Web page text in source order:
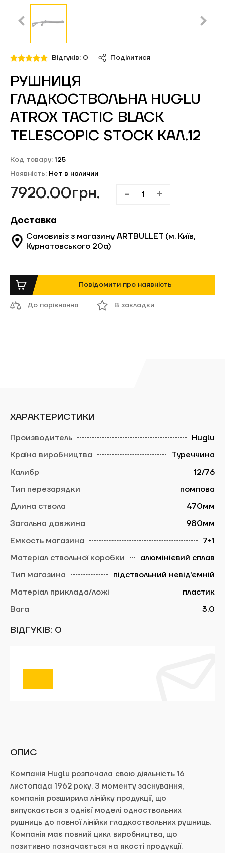
Обліковий запис
Відгуків: 0 Поділитися
РУШНИЦЯ
ГЛАДКОСТВОЛЬНА HUGLU
ATROX TACTIC BLACK
TELESCOPIC STOCK КАЛ.12
Код товару: 125
Наявність: Нет в наличии
7920.00грн. - +
Доставка
Самовивіз з магазину ARTBULLET (м. Київ,
Курнатовського 20а)
Повідомити про наявність
До порівняння В закладки
ХАРАКТЕРИСТИКИ
Huglu
Туреччина
12/76
помпова
470мм
980мм
7+1
алюмінієвий сплав
підствольний невід'ємній
пластик
3.0
ВІДГУКІВ: 0
ОПИС
Компанія Huglu розпочала свою діяльність 16
листопада 1962 року. З моменту заснування,
компанія розширила лінійку продукції, що
випускається з однієї моделі одноствольних
рушниць до повної лінійки гладкоствольних рушниць.
Компанія має повний цикл виробництва, що
позитивно позначається на якості продукції.
Next
19:00. Ваш запис вважається дійсним, тільки
ArtBullet.